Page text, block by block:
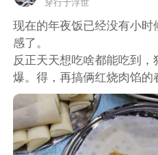
穿行于浮世
现在的年夜饭已经没有小
感了。
反正天天想吃啥都能吃到
爆。得，再搞俩红烧肉馅的